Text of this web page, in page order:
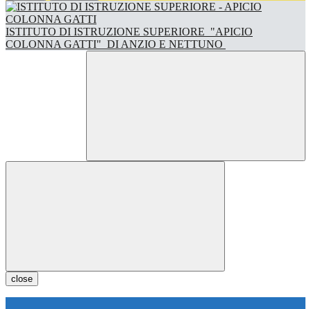
ISTITUTO DI ISTRUZIONE SUPERIORE "APICIO
COLONNA GATTI" DI ANZIO E NETTUNO
close